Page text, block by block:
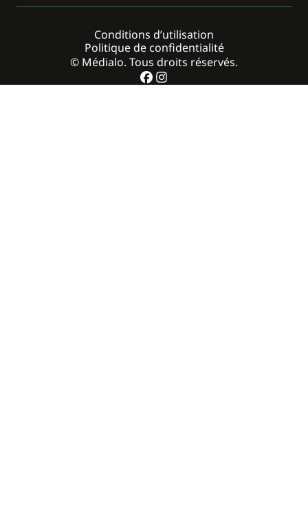
© Médialo. Tous droits réservés.
Conditions d’utilisation
Politique de confidentialité